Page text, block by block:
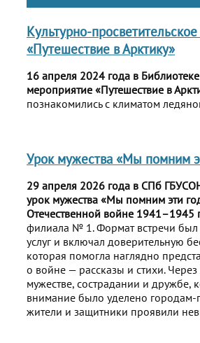
Культурно-
«Путешествие в Арктику»
16 апреля 2024 года в Библиотеке
мероприятие «Путешествие в
познакомились с климатом
Урок мужества «Мы помним
29 апреля 2026 года в СПб
урок мужества «Мы помним эти
Отечественной войне 1941–1945
филиала № 1. Формат встречи был
услуг и включал доверительную
которая помогла наглядно
о войне — рассказы и стихи.
мужестве, сострадании и дружбе,
внимание было уделено городам-
жители и защитники проявили